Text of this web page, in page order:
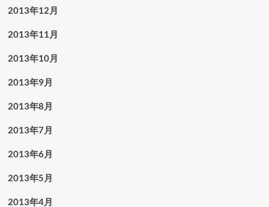
2013年12月
2013年11月
2013年10月
2013年9月
2013年8月
2013年7月
2013年6月
2013年5月
2013年4月